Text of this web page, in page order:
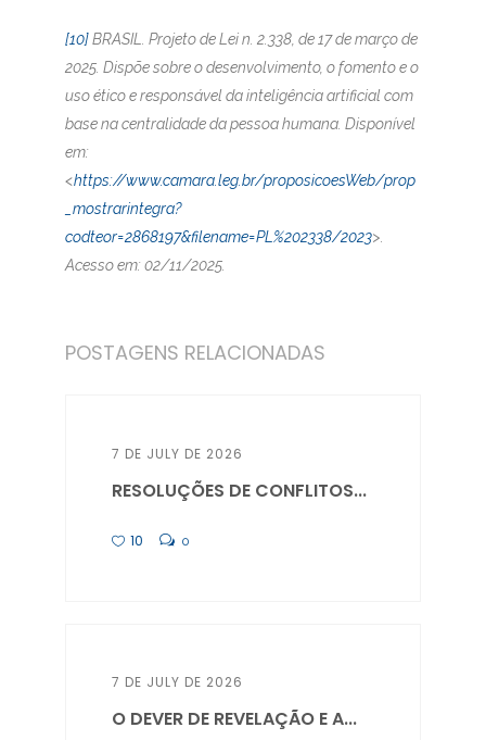
[10]BRASIL. Projeto de Lei n. 2.338, de 17 de março de
2025. Dispõe sobre o desenvolvimento, o fomento e o
uso ético e responsável da inteligência artificial com
base na centralidade da pessoa humana. Disponível
em:
<https://www.camara.leg.br/proposicoesWeb/prop
_mostrarintegra?
codteor=2868197&filename=PL%202338/2023>.
Acesso em: 02/11/2025.
POSTAGENS RELACIONADAS
7 DE JULY DE 2026
RESOLUÇÕES DE CONFLITOS...
10 0
7 DE JULY DE 2026
O DEVER DE REVELAÇÃO E A...